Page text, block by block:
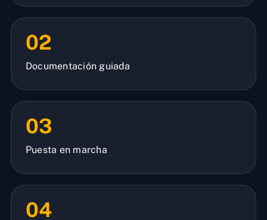
02
Documentación guiada
03
Puesta en marcha
04